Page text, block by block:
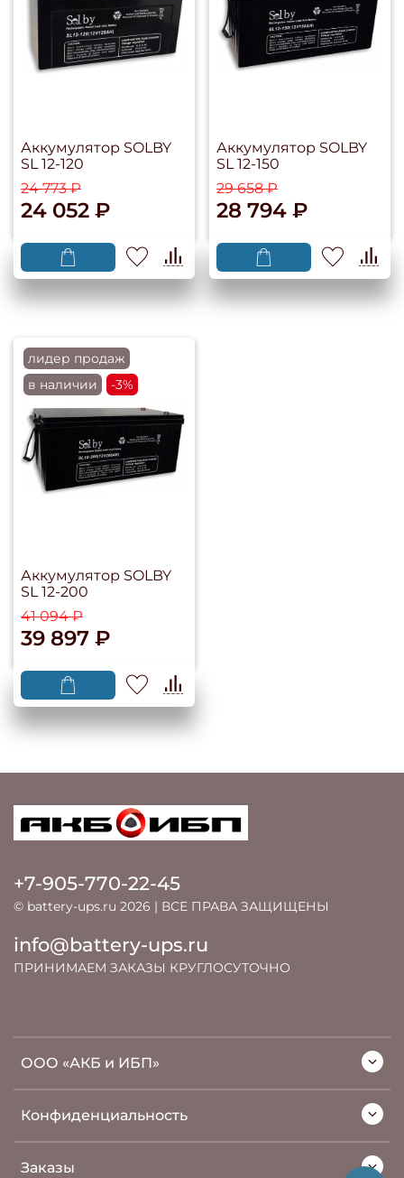
Аккумулятор SOLBY
SL 12-120
24 773 ₽
24 052 ₽
Аккумулятор SOLBY
SL 12-150
29 658 ₽
28 794 ₽
лидер продаж
в наличии
-3%
Аккумулятор SOLBY
SL 12-200
41 094 ₽
39 897 ₽
ООО «АКБ и ИБП»
Конфиденциальность
Заказы
+7-905-770-22-45
© battery-ups.ru 2026 | ВСЕ ПРАВА ЗАЩИЩЕНЫ
info@battery-ups.ru
ПРИНИМАЕМ ЗАКАЗЫ КРУГЛОСУТОЧНО